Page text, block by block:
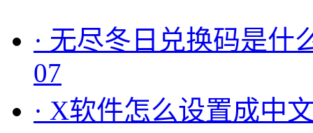
· 无尽冬日兑换码是什
07
· X软件怎么设置成中